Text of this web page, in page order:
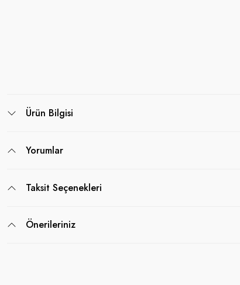
Ürün Bilgisi
Yorumlar
Taksit Seçenekleri
Önerileriniz